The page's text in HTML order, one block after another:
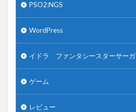
PSO2:NGS
WordPress
イドラ ファンタシースターサーガ
ゲーム
レビュー